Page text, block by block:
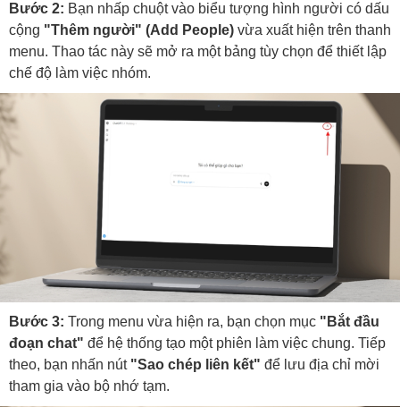
Bước 2: Bạn nhấp chuột vào biểu tượng hình người có dấu
cộng "Thêm người" (Add People) vừa xuất hiện trên thanh
menu. Thao tác này sẽ mở ra một bảng tùy chọn để thiết lập
chế độ làm việc nhóm.
Bước 3: Trong menu vừa hiện ra, bạn chọn mục "Bắt đầu
đoạn chat" để hệ thống tạo một phiên làm việc chung. Tiếp
theo, bạn nhấn nút "Sao chép liên kết" để lưu địa chỉ mời
tham gia vào bộ nhớ tạm.